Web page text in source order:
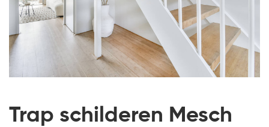
Trap schilderen Mesch